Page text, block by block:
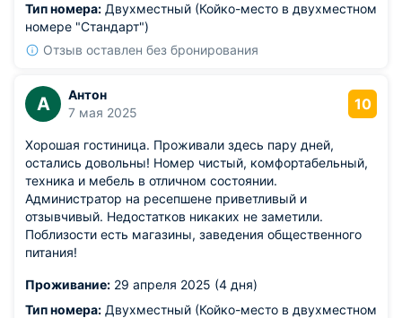
Тип номера: Двухместный (Койко-место в двухместном
номере "Стандарт")
Отзыв оставлен без бронирования
А
Антон
7 мая 2025
10
Хорошая гостиница. Проживали здесь пару дней,
остались довольны! Номер чистый, комфортабельный,
техника и мебель в отличном состоянии.
Администратор на ресепшене приветливый и
отзывчивый. Недостатков никаких не заметили.
Поблизости есть магазины, заведения общественного
питания!
Проживание: 29 апреля 2025 (4 дня)
Тип номера: Двухместный (Койко-место в двухместном